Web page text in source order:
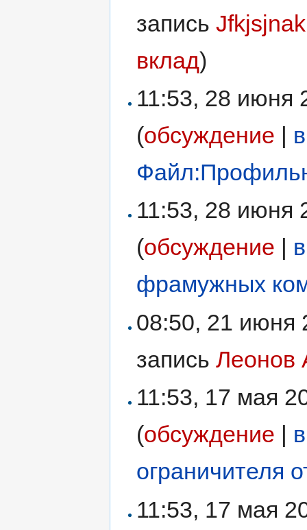
запись
вклад)
11:53, 28 июня
(обсуждение |
11:53, 28 июня
(обсуждение
фрамужных
08:50, 21 июня
записьЛеонов
11:53, 17 мая
(обсуждение |
ограничителя
11:53, 17 мая